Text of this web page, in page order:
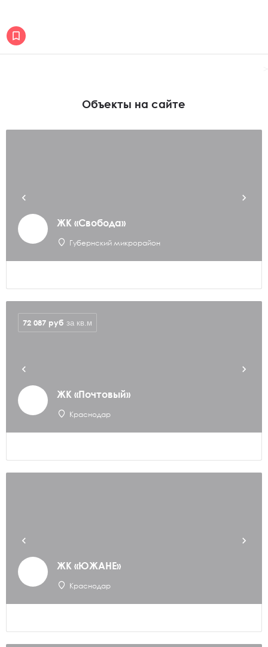
Объекты на сайте
ЖК «Свобода»
Губернский микрорайон
ЖК «Почтовый»
Краснодар
72 087 руб за кв.м
ЖК «ЮЖАНЕ»
Краснодар